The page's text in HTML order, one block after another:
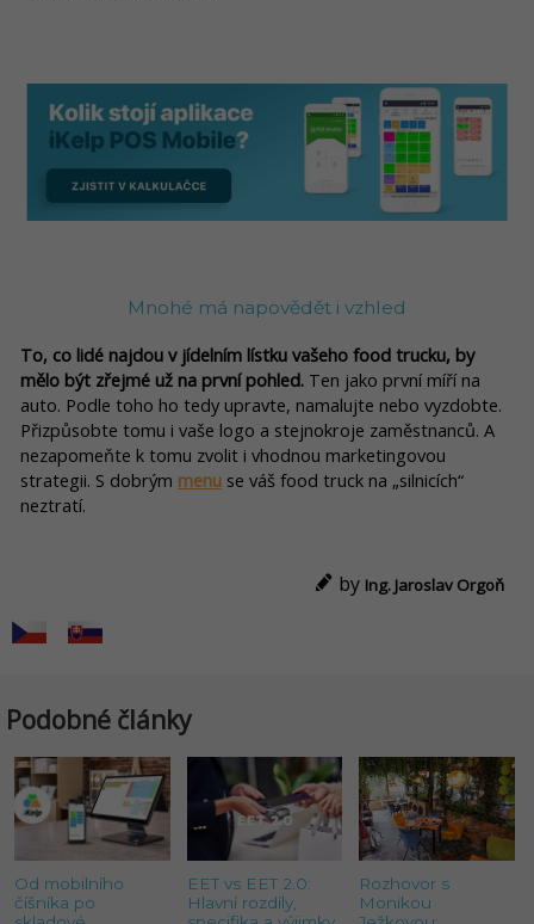
Mnohé má napovědět i vzhled
To, co lidé najdou v jídelním lístku vašeho food trucku, by
mělo být zřejmé už na první pohled. Ten jako první míří na
auto. Podle toho ho tedy upravte, namalujte nebo vyzdobte.
Přizpůsobte tomu i vaše logo a stejnokroje zaměstnanců. A
nezapomeňte k tomu zvolit i vhodnou marketingovou
strategii. S dobrým menu se váš food truck na „silnicích“
neztratí.
by Ing. Jaroslav Orgoň
Podobné články
Od mobilního
číšníka po
EET vs EET 2.0:
Hlavní rozdíly,
Rozhovor s
Monikou